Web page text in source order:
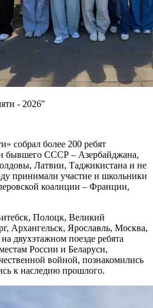
- 2026"
собрал более 200 ребят
бывшего СССР – Азербайджана,
Латвии, Таджикистана и не
принимали участие и школьники
коалиции – Франции,
Полоцк, Великий
Архангельск, Ярославль, Москва,
двухэтажном поезде ребята
России и Беларуси,
войной, познакомились
к наследию прошлого.